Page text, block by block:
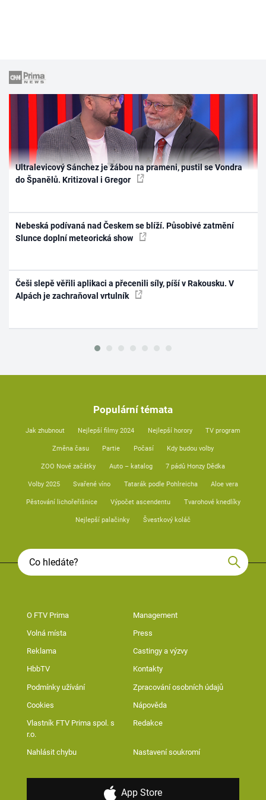
Ultralevicový Sánchez je žábou na prameni, pustil se Vondra
do Španělů. Kritizoval i Gregor
Nebeská podívaná nad Českem se blíží. Působivé zatmění
Slunce doplní meteorická show
Češi slepě věřili aplikaci a přecenili síly, píší v Rakousku. V
Alpách je zachraňoval vrtulník
Populární témata
Jak zhubnout Nejlepší filmy 2024 Nejlepší horory TV program
Změna času Partie Počasí Kdy budou volby
ZOO Nové začátky Auto – katalog 7 pádů Honzy Dědka
Volby 2025 Svařené víno Tatarák podle Pohlreicha Aloe vera
Pěstování lichořeřišnice Výpočet ascendentu Tvarohové knedlíky
Nejlepší palačinky Švestkový koláč
O FTV Prima Management
Volná místa Press
Reklama Castingy a výzvy
HbbTV Kontakty
Podmínky užívání Zpracování osobních údajů
Cookies Nápověda
Vlastník FTV Prima spol. s
r.o.
Redakce
Nahlásit chybu Nastavení soukromí
App Store